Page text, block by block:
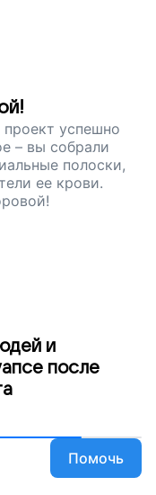
проект успешно
– вы собрали
полоски,
ее крови.
и
после
Помочь